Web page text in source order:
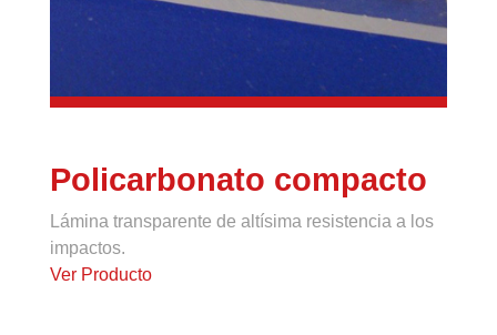
Policarbonato compacto
Lámina transparente de altísima resistencia a los
impactos.
Ver Producto